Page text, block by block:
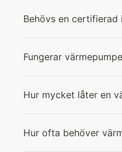
Behövs en certifierad
Fungerar
Hur mycket låter en
Hur ofta behöver